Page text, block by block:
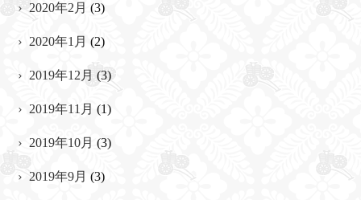
2020年2月 (3)
2020年1月 (2)
2019年12月 (3)
2019年11月 (1)
2019年10月 (3)
2019年9月 (3)